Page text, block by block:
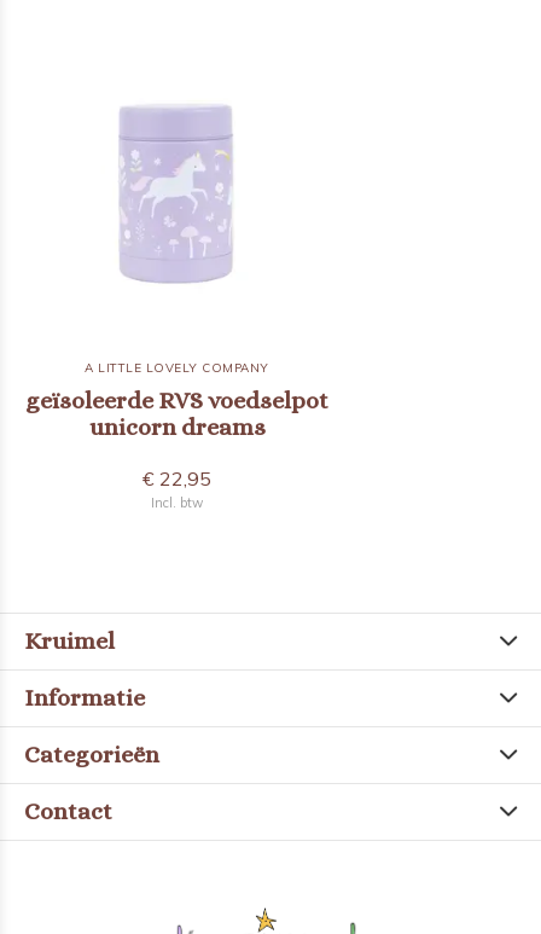
A LITTLE LOVELY COMPANY
geïsoleerde RVS voedselpot
unicorn dreams
€ 22,95
Incl. btw
Kruimel
Informatie
Categorieën
Contact